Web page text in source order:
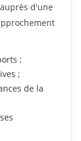
d'une
;
;
de la